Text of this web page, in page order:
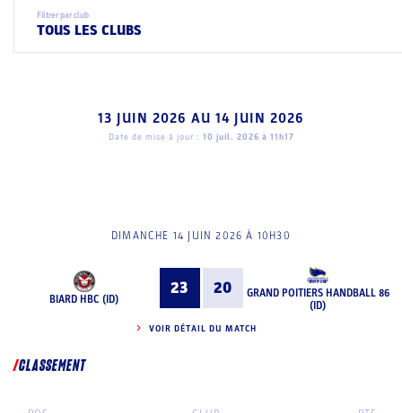
Filtrer par club
TOUS LES CLUBS
13 JUIN 2026 AU 14 JUIN 2026
Date de mise à jour : 10 juil. 2026 à 11h17
DIMANCHE 14 JUIN 2026 À 10H30
BIARD HBC (ID)
23 20
GRAND POITIERS HANDBALL 86
(ID)
VOIR DÉTAIL DU MATCH
CLASSEMENT